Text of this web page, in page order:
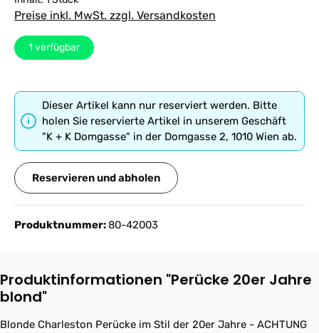
Preise inkl. MwSt. zzgl. Versandkosten
1 verfügbar
Dieser Artikel kann nur reserviert werden. Bitte
holen Sie reservierte Artikel in unserem Geschäft
"K + K Domgasse" in der Domgasse 2, 1010 Wien ab.
Reservieren und abholen
Produktnummer:80-42003
Produktinformationen "Perücke 20er Jahre
blond"
Blonde Charleston Perücke im Stil der 20er Jahre - ACHTUNG